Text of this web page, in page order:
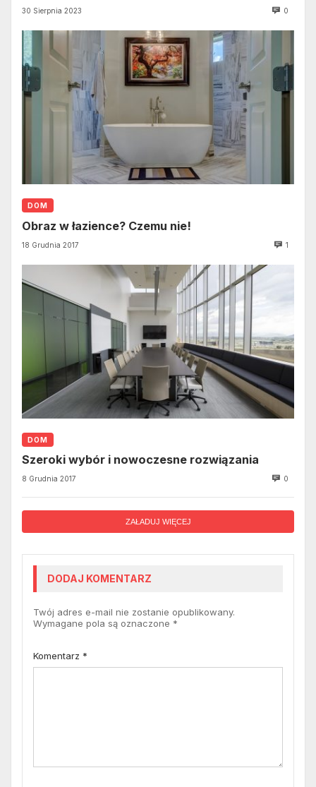
30 Sierpnia 2023 0
DOM
Obraz w łazience? Czemu nie!
18 Grudnia 2017 1
DOM
Szeroki wybór i nowoczesne rozwiązania
8 Grudnia 2017 0
ZAŁADUJ WIĘCEJ
DODAJ KOMENTARZ
Twój adres e-mail nie zostanie opublikowany.
Wymagane pola są oznaczone *
Komentarz *